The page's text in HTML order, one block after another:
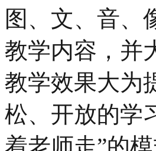
图、文、音、
教学内容，并
教学效果大为
松、开放的学
着老师走”的